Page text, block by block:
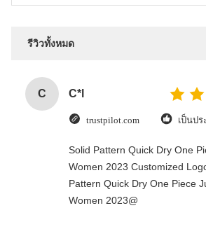
รีวิวทั้งหมด
C C*l
trustpilot.com เป็นป
Solid Pattern Quick Dry One
Women 2023 Customized
Pattern Quick Dry One Piece
Women 2023@